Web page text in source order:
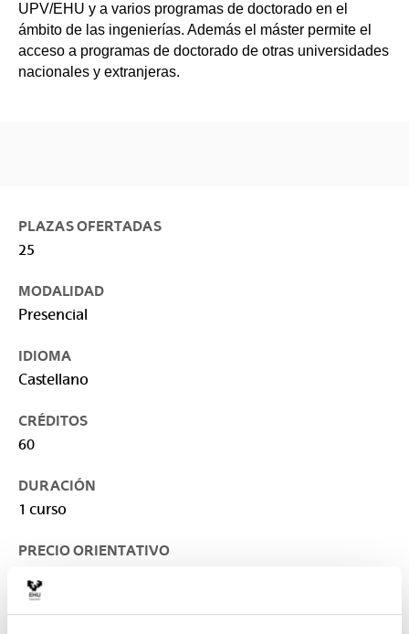
UPV/EHU y a varios programas de doctorado en el
ámbito de las ingenierías. Además el máster permite el
acceso a programas de doctorado de otras universidades
nacionales y extranjeras.
PLAZAS OFERTADAS
25
MODALIDAD
Presencial
IDIOMA
Castellano
CRÉDITOS
60
DURACIÓN
1 curso
PRECIO ORIENTATIVO
LUGAR DE IMPARTICIÓN